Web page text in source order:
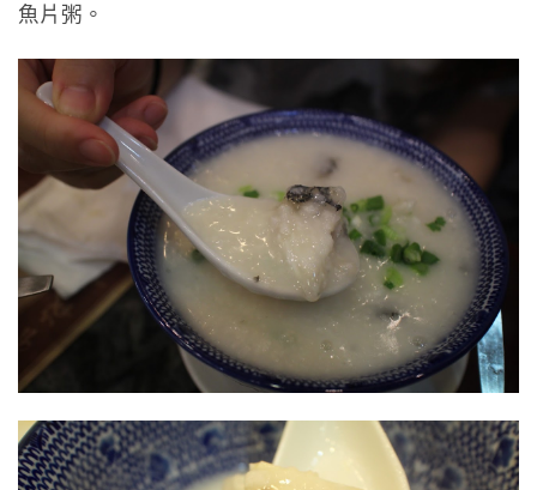
魚片粥。